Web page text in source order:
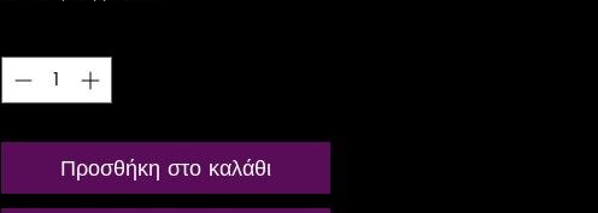
Προσθήκη στο καλάθι